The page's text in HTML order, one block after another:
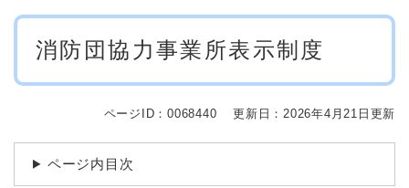
本
消防団協力事業所表示制度
ページID：0068440 更新日：2026年4月21日更新
ページ内目次